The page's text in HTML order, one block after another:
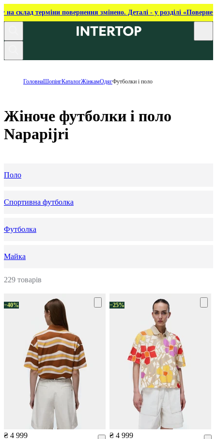
на склад терміни повернення змінено. Деталі - у розділі
ГоловнаШопінгКаталогЖінкамОдягФутболки і поло
Жіноче футболки і поло
Napapijri
Поло
Спортивна футболка
Футболка
Майка
229 товарів
−40%
₴ 4 999
−25%
₴ 4 999